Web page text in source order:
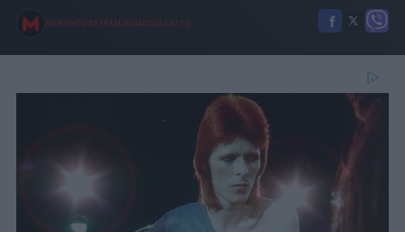
MENSHOUSE TEAM 26/04/2024 07:10